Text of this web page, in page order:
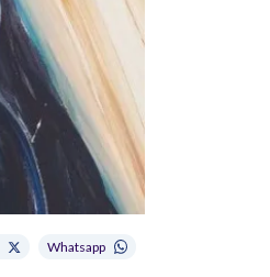
Whatsapp